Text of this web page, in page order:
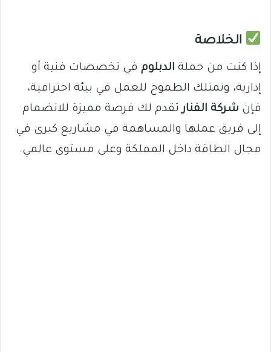
الخلاصة
إذا كنت من حملة الدبلوم في تخصصات فنية أو
إدارية، وتمتلك الطموح للعمل في بيئة احترافية،
فإن شركة الفنارتقدم لك فرصة مميزة للانضمام
إلى فريق عملها والمساهمة في مشاريع كبرى في
مجال الطاقة داخل المملكة وعلى مستوى عالمي.